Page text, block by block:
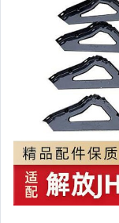
男性精品與服飾
偶像、球員卡與郵幣
女裝與服飾配件
手錶與飾品配件
女包精品與女鞋
家電與影音視聽
美食與地方特產